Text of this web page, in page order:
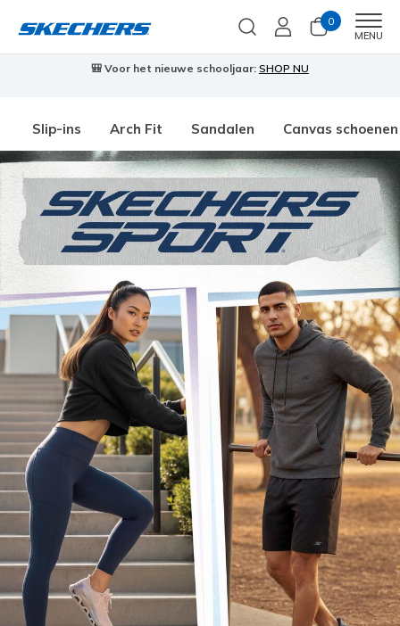
0
MENU
🎒 Voor het nieuwe schooljaar: SHOP NU
Slip-ins Arch Fit Sandalen Canvas schoenen